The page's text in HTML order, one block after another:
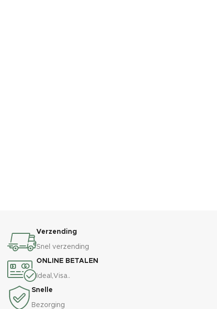
Verzending
Snel verzending
ONLINE BETALEN
Ideal,Visa..
Snelle
Bezorging